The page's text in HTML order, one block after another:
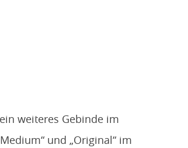
weiteres Gebinde im
und „Original“ im